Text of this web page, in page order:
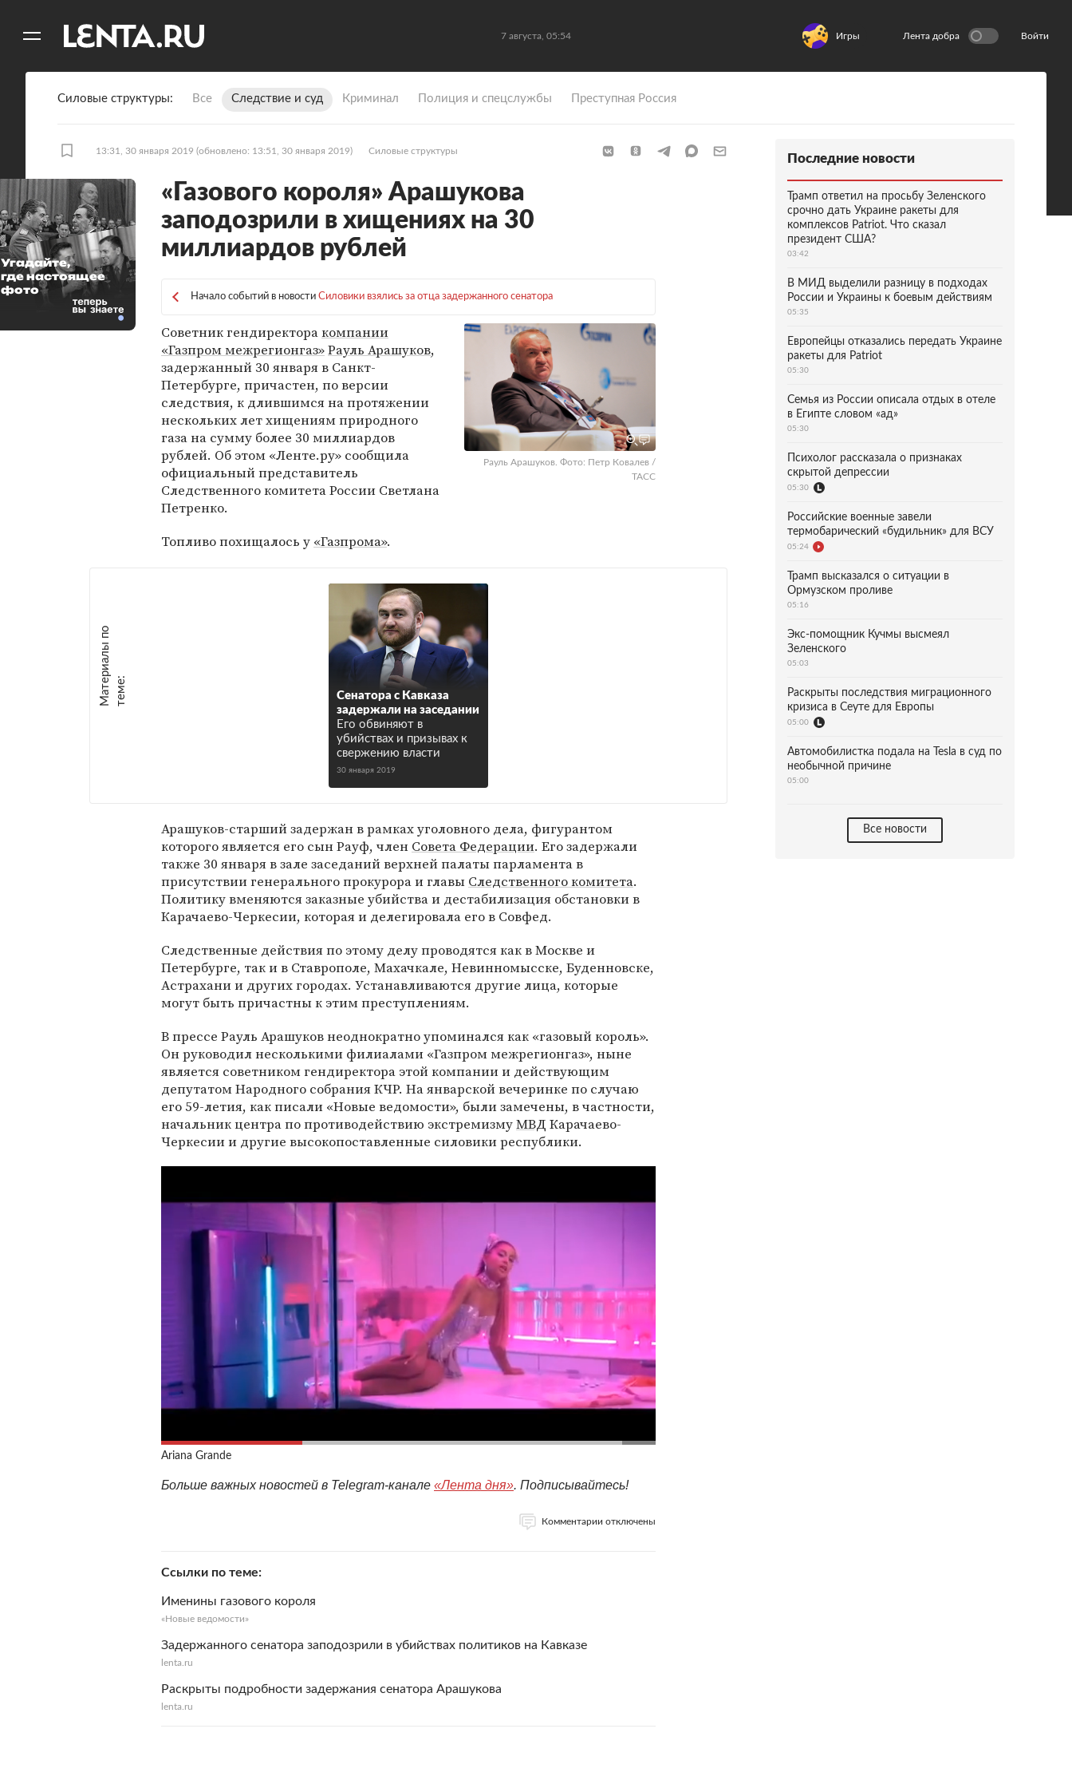
7 августа, 05:54 Игры Лента добра Войти
Силовые структуры Все Следствие и суд Криминал Полиция и спецслужбы Преступная Россия
13:31, 30 января 2019 (обновлено: 13:51, 30 января 2019) Силовые структуры
«Газового короля» Арашукова
заподозрили в хищениях на 30
миллиардов рублей
Начало событий в новости Силовики взялись за отца задержанного сенатора
Рауль Арашуков. Фото: Петр Ковалев /
ТАСС
Советник гендиректоракомпании
«Газпром межрегионгаз»Рауль Арашуков,
задержанный 30 января в Санкт-
Петербурге, причастен, по версии
следствия, к длившимся на протяжении
нескольких лет хищениям природного
газа на сумму более 30 миллиардов
рублей. Об этом «Ленте.ру» сообщила
официальный представитель
Следственного комитета России Светлана
Петренко.
Топливо похищалось у «Газпрома».
М
а
т е
р
и
а
л
ы
п
о
т
е
м
е :
Сенатора с Кавказа
задержали на заседании
Его обвиняют в
убийствах и призывах к
свержению власти
30 января 2019
Арашуков-старший задержан в рамках уголовного дела, фигурантом
которого является его сын Рауф, член Совета Федерации. Его задержали
также 30 января в зале заседаний верхней палаты парламента в
присутствии генерального прокурора и главы Следственного комитета.
Политику вменяются заказные убийства и дестабилизация обстановки в
Карачаево-Черкесии, которая и делегировала его в Совфед.
Следственные действия по этому делу проводятся как в Москве и
Петербурге, так и в Ставрополе, Махачкале, Невинномысске, Буденновске,
Астрахани и других городах. Устанавливаются другие лица, которые
могут быть причастны к этим преступлениям.
В прессе Рауль Арашуков неоднократно упоминался как «газовый король».
Он руководил несколькими филиалами «Газпром межрегионгаз», ныне
является советником гендиректора этой компании и действующим
депутатом Народного собрания КЧР. На январской вечеринке по случаю
его 59-летия, как писали «Новые ведомости», были замечены, в частности,
начальник центра по противодействию экстремизмуМВД Карачаево-
Черкесии и другие высокопоставленные силовики республики.
Ariana Grande
Больше важных новостей в Telegram-канале «Лента дня». Подписывайтесь!
Комментарии отключены
Ссылки по теме
Именины газового короля
«Новые ведомости»
Задержанного сенатора заподозрили в убийствах политиков на Кавказе
lenta.ru
Раскрыты подробности задержания сенатора Арашукова
lenta.ru
Угадайте,
где настоящее
фото
Последние новости
Трамп ответил на просьбу Зеленского
срочно дать Украине ракеты для
комплексов Patriot. Что сказал
президент США?
03:42
В МИД выделили разницу в подходах
России и Украины к боевым действиям
05:35
Европейцы отказались передать Украине
ракеты для Patriot
05:30
Семья из России описала отдых в отеле
в Египте словом «ад»
05:30
Психолог рассказала о признаках
скрытой депрессии
05:30
Российские военные завели
термобарический «будильник» для ВСУ
05:24
Трамп высказался о ситуации в
Ормузском проливе
05:16
Экс-помощник Кучмы высмеял
Зеленского
05:03
Раскрыты последствия миграционного
кризиса в Сеуте для Европы
05:00
Автомобилистка подала на Tesla в суд по
необычной причине
05:00
Все новости